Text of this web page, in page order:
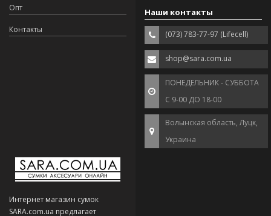
Опт
Контакты
Наши контакты
(073) 783-77-97 (Lifecell)
shop@sara.com.ua
ПОНЕДЕЛЬНИК - СУББОТА
С 9-00 ДО 18-00
Волынская область, Луцк,
Украина
Интернет магазин сумок
SARA.com.ua предлагает